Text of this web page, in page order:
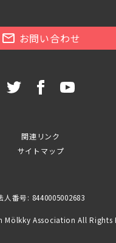
お問い合わせ
関連リンク
サイトマップ
人番号: 8440005002683
Association All Rights